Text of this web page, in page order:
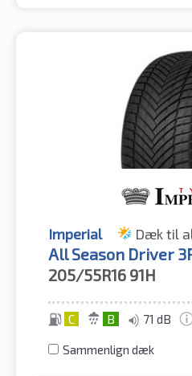
Imperial Dæk til
All Season Driver
205/55R16 91H
C B 71 dB
Sammenlign dæk